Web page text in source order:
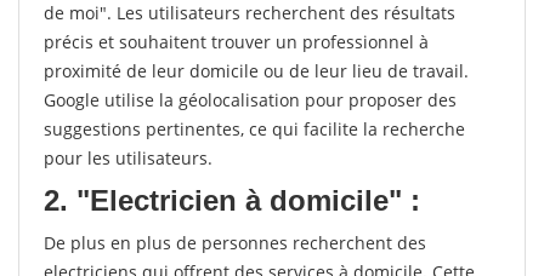
de moi". Les utilisateurs recherchent des résultats
précis et souhaitent trouver un professionnel à
proximité de leur domicile ou de leur lieu de travail.
Google utilise la géolocalisation pour proposer des
suggestions pertinentes, ce qui facilite la recherche
pour les utilisateurs.
2. "Electricien à domicile" :
De plus en plus de personnes recherchent des